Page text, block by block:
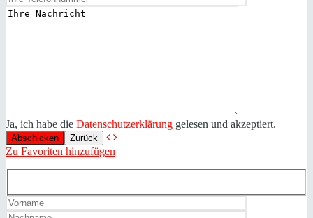
Ja, ich habe die Datenschutzerklärung gelesen und akzeptiert.
Zurück
Zu Favoriten hinzufügen